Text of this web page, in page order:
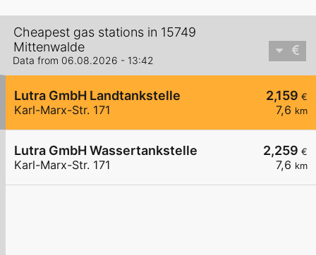
Cheapest gas stations in 15749
Mittenwalde
Data from 06.08.2026 - 13:42
2,159 €
7,6 km
Lutra GmbH Landtankstelle
Karl-Marx-Str. 171
2,259 €
7,6 km
Lutra GmbH Wassertankstelle
Karl-Marx-Str. 171